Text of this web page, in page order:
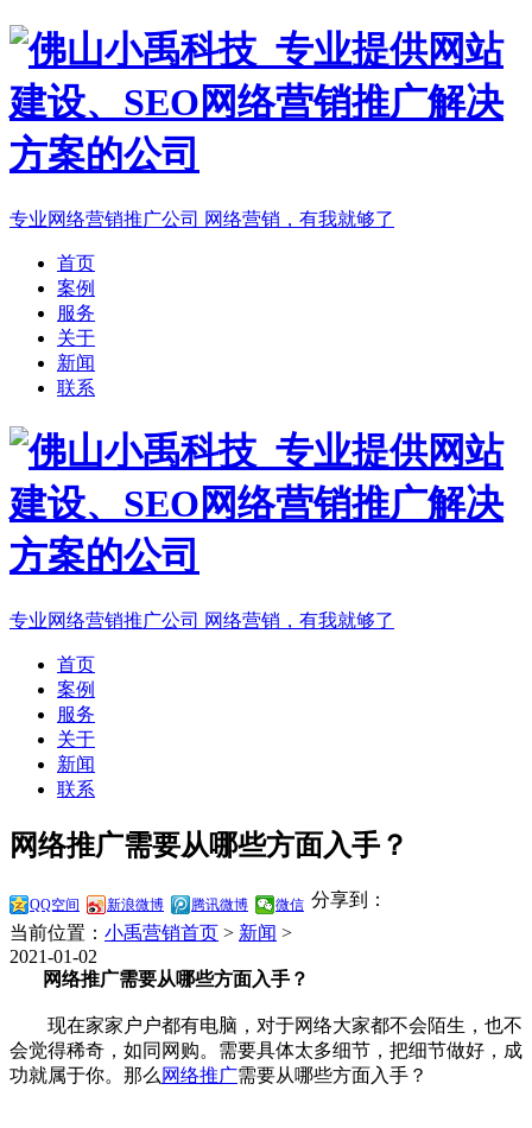
专业网络营销推广公司 网络营销，有我就够了
首页
案例
服务
关于
新闻
联系
专业网络营销推广公司 网络营销，有我就够了
首页
案例
服务
关于
新闻
联系
网络推广需要从哪些方面入手？
分享到：
QQ空间 新浪微博 腾讯微博 微信
当前位置： 小禹营销首页 > 新闻 >
2021-01-02
网络推广需要从哪些方面入手？
现在家家户户都有电脑，对于网络大家都不会陌生，也不
会觉得稀奇，如同网购。需要具体太多细节，把细节做好，成
功就属于你。那么 网络推广需要从哪些方面入手？